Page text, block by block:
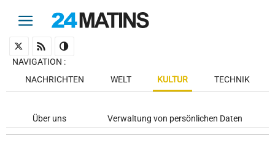
NAVIGATION :
NACHRICHTEN
WELT KULTUR TECHNIK
Über uns Verwaltung von persönlichen Daten